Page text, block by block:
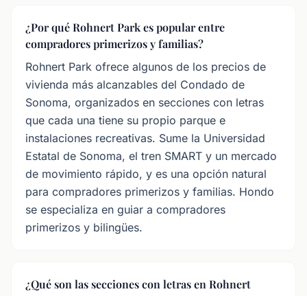
¿Por qué Rohnert Park es popular entre
compradores primerizos y familias?
Rohnert Park ofrece algunos de los precios de
vivienda más alcanzables del Condado de
Sonoma, organizados en secciones con letras
que cada una tiene su propio parque e
instalaciones recreativas. Sume la Universidad
Estatal de Sonoma, el tren SMART y un mercado
de movimiento rápido, y es una opción natural
para compradores primerizos y familias. Hondo
se especializa en guiar a compradores
primerizos y bilingües.
¿Qué son las secciones con letras en Rohnert